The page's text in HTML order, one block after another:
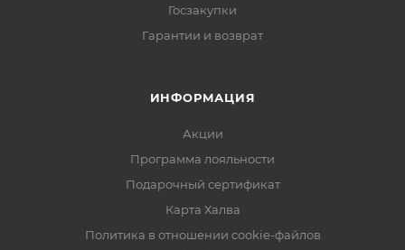
Госзакупки
Гарантии и возврат
ИНФОРМАЦИЯ
Акции
Программа лояльности
Подарочный сертификат
Карта Халва
Политика в отношении cookie-файлов